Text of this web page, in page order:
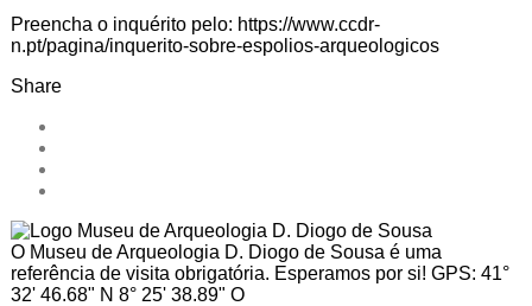
Preencha o inquérito pelo: https://www.ccdr-
n.pt/pagina/inquerito-sobre-espolios-arqueologicos
Share
O Museu de Arqueologia D. Diogo de Sousa é uma
referência de visita obrigatória. Esperamos por si! GPS: 41°
32' 46.68" N 8° 25' 38.89" O